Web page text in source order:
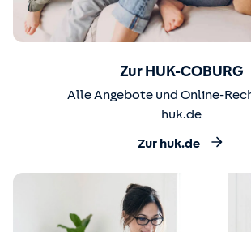
Zur HUK-COBURG
Alle Angebote und Online-
huk.de
Zur huk.de